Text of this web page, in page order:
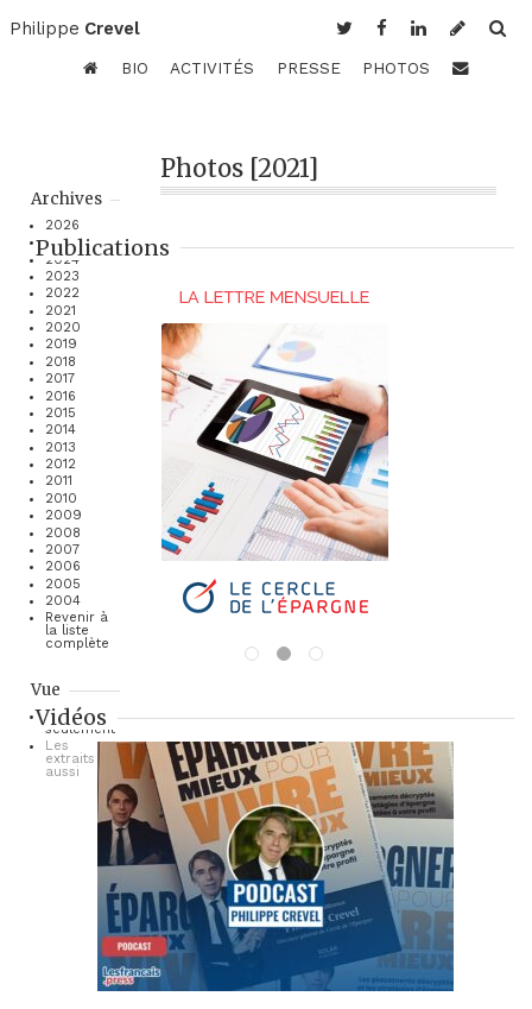
Philippe Crevel
BIO ACTIVITÉS PRESSE PHOTOS
Archives
2026
2025
2024
2023
2022
2021
2020
2019
2018
2017
2016
2015
2014
2013
2012
2011
2010
2009
2008
2007
2006
2005
2004
Revenir à
la liste
complète
Vue
Les titres
seulement
Les
extraits
aussi
Photos [2021]
Publications
Vidéos